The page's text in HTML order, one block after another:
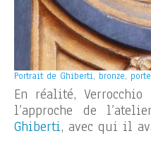
Portrait de Ghiberti, bronze,
En réalité,
l’approche de
Ghiberti, avec qui il